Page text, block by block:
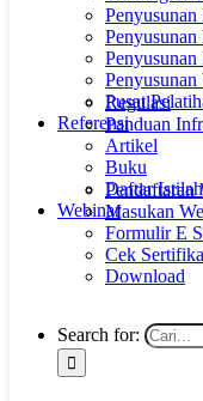
Penyusunan
Penyusunan
Pusat
Referensi
Regulasi
Panduan
Artikel
Buku
Daftar Istilah
Webinar
Pendaftaran
Masukan
Formulir E
Cek
Download
Search for: